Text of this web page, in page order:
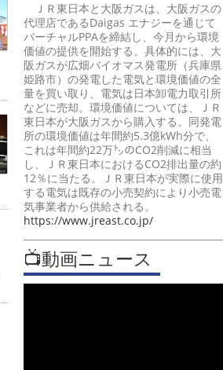
ＪＲ東日本と大阪ガスは、大阪ガスの
代理店であるDaigas エナジーを通じて
バーチャルPPAを締結し、今月から環境
価値の提供を開始する。具体的には、大
阪ガスが広畑バイオマス発電所（兵庫県
姫路市）の発電した電気と環境価値の全
量を買い取り、電気は日本卸電力取引所
などに売却。環境価値については、ＪＲ
東日本が大阪ガスから購入する。同発電
所の環境価値は年間約5.3億kWh分で、
これは年間約22万㌧のCO2削減に相当
し、ＪＲ東日本におけるCO2排出量の約
12％に当たる。ＪＲ東日本が実際に使用
する電気は既存の小売契約により小売電
気事業者から供給される。
https://www.jreast.co.jp/
📺動画ニュース